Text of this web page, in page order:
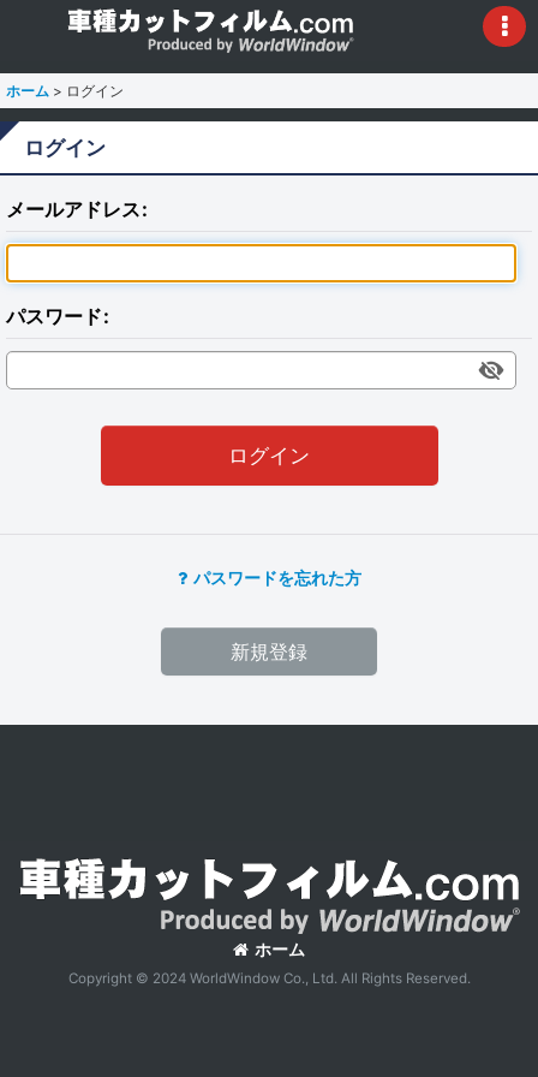
ホーム > ログイン
ログイン
メールアドレス:
パスワード:
ログイン
パスワードを忘れた方
新規登録
ホーム
Copyright © 2024 WorldWindow Co., Ltd. All Rights Reserved.